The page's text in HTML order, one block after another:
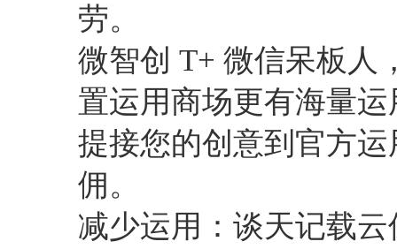
劳。
微智创 T+ 微信呆板人
置运用商场更有海量
提接您的创意到官方
佣。
减少运用：谈天记载云